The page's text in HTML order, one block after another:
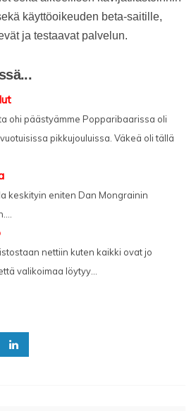
käyttöoikeuden beta-saitille,
ja testaavat palvelun.
ohi päästyämme Popparibaarissa oli
pikkujouluissa. Väkeä oli tällä
keskityin eniten Dan Mongrainin
nettiin kuten kaikki ovat jo
valikoimaa löytyy...